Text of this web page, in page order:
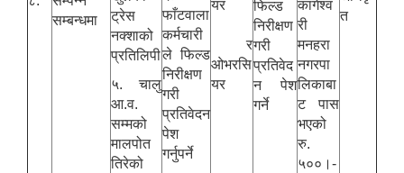
सम्बन्धमा
ट्रेस
नक्शाको
प्रतिलिपी
५. चालु
आ.व.
सम्मको
मालपोत
तिरेको
फाँटवाला
कर्मचारी
ले फिल्ड
निरीक्षण
गरी
प्रतिवेदन
पेश
गर्नुपर्ने
यर
र
ओभरसि
यर
फिल्ड
निरीक्षण
गरी
प्रतिवेद
न पेश
गर्ने
कागेश्व
री
मनहरा
नगरपा
लिकाबा
ट पास
भएको
रु.
५००।-
त